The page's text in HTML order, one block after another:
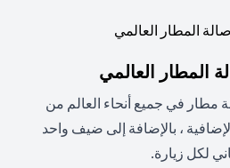
المطار العالمي
إلى 1200 صالة مطار في جميع أنحاء العالم من
، بالإضافة إلى ضيف واحد
لكل زيارة.